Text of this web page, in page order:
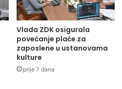
Vlada ZDK osigurala
povećanje plaće za
zaposlene u ustanovama
kulture
prije 7 dana